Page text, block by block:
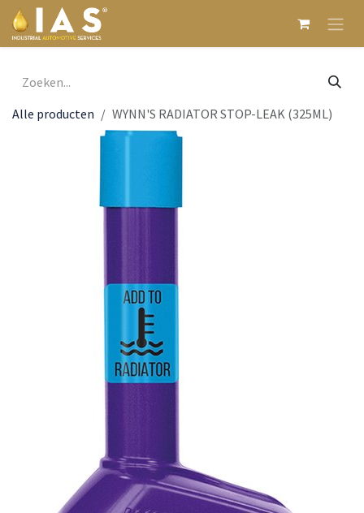
Overslaan naar inhoud
Alle producten WYNN'S RADIATOR STOP-LEAK (325ML)